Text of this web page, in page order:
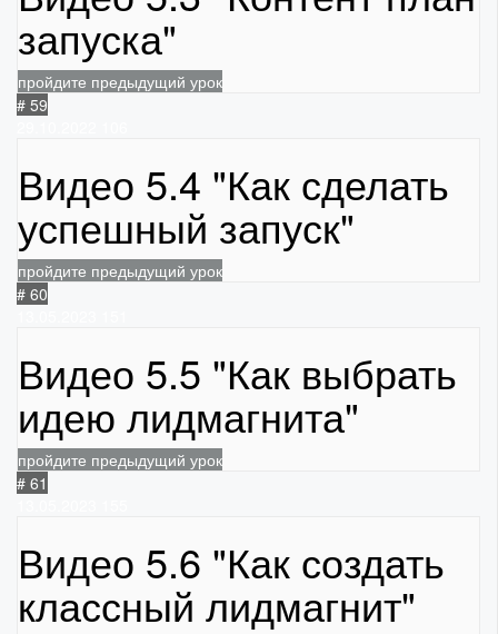
запуска"
пройдите предыдущий урок
# 59
Видео 5.4 "Как сделать
успешный запуск"
пройдите предыдущий урок
# 60
Видео 5.5 "Как выбрать
идею лидмагнита"
пройдите предыдущий урок
# 61
Видео 5.6 "Как создать
классный лидмагнит"